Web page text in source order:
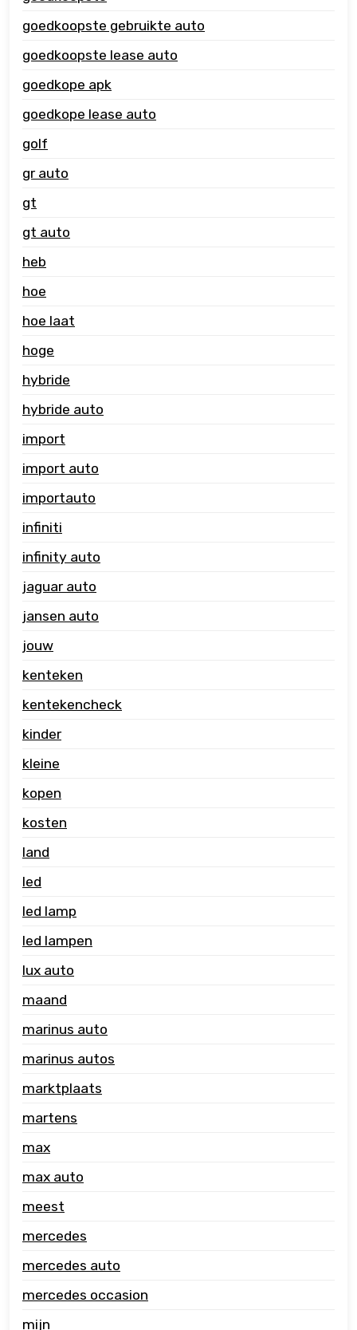
goedkoopste gebruikte auto
goedkoopste lease auto
goedkope apk
goedkope lease auto
golf
gr auto
gt
gt auto
heb
hoe
hoe laat
hoge
hybride
hybride auto
import
import auto
importauto
infiniti
infinity auto
jaguar auto
jansen auto
jouw
kenteken
kentekencheck
kinder
kleine
kopen
kosten
land
led
led lamp
led lampen
lux auto
maand
marinus auto
marinus autos
marktplaats
martens
max
max auto
meest
mercedes
mercedes auto
mercedes occasion
mijn